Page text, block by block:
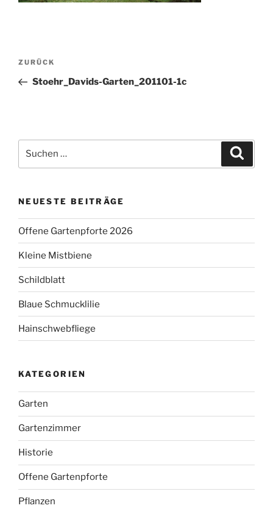
Beitragsnavigation
Vorheriger
Beitrag
ZURÜCK
Stoehr_Davids-Garten_201101-1c
nach:
NEUESTE BEITRÄGE
Offene Gartenpforte 2026
Kleine Mistbiene
Schildblatt
Blaue Schmucklilie
Hainschwebfliege
KATEGORIEN
Garten
Gartenzimmer
Historie
Offene Gartenpforte
Pflanzen